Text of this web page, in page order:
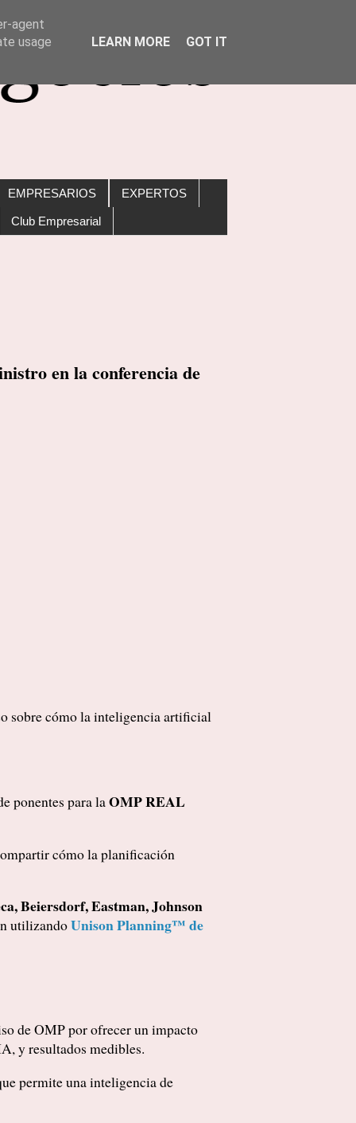
EMPRESARIOS EXPERTOS
Club Empresarial
en la conferencia de
sobre cómo la inteligencia artificial
ponentes para laOMP REAL
cómo la planificación
Beiersdorf, Eastman, Johnson
utilizandoUnison Planning™ de
de OMP por ofrecer un impacto
y resultados medibles.
permite una inteligencia de
agent
usage
LEARN MORE GOT IT